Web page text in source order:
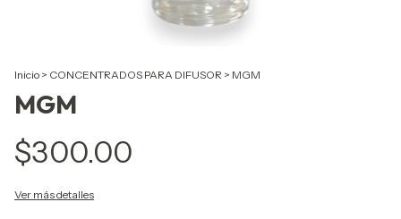
Inicio > CONCENTRADOS PARA DIFUSOR > MGM
MGM
$300.00
Ver más detalles